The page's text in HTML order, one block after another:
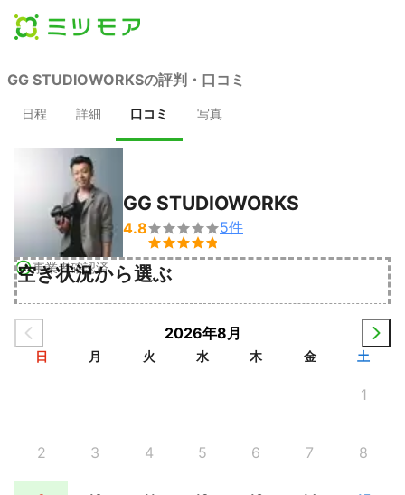
GG STUDIOWORKSの評判・口コミ
日程 詳細 口コミ 写真
事業者確認済
GG STUDIOWORKS
4.8

5件
空き状況から選ぶ
2026年8月
日 月 火 水 木 金 土
1
2 3 4 5 6 7 8